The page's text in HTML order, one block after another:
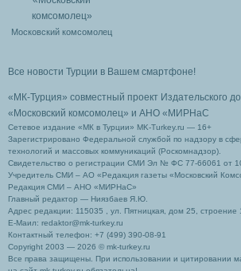
Московский комсомолец
Все новости Турции в Вашем смартфоне!
«МК-Турция» совместный проект Издательского
«Московский комсомолец» и АНО «МИРНаС
Сетевое издание «МК в Турции» MK-Turkey.ru — 16+
Зарегистрировано Федеральной службой по надзору в
технологий и массовых коммуникаций (Роскомнадзор).
Свидетельство о регистрации СМИ Эл № ФС 77-66061 от
Учредитель СМИ – АО «Редакция газеты «Московский
Редакция СМИ – АНО «МИРНаС»
Главный редактор — Ниязбаев Я.Ю.
Адрес редакции: 115035 , ул. Пятницкая, дом 25, строение
Е-Маил: redaktor@mk-turkey.ru
Контактный телефон: +7 (499) 390-08-91
Copyright 2003 — 2026 © mk-turkey.ru
Все права защищены. При использовании и цитировании